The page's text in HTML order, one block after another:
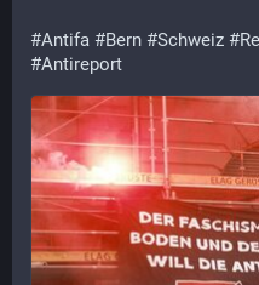
#Antifa #Bern #Schweiz #
#Antireport